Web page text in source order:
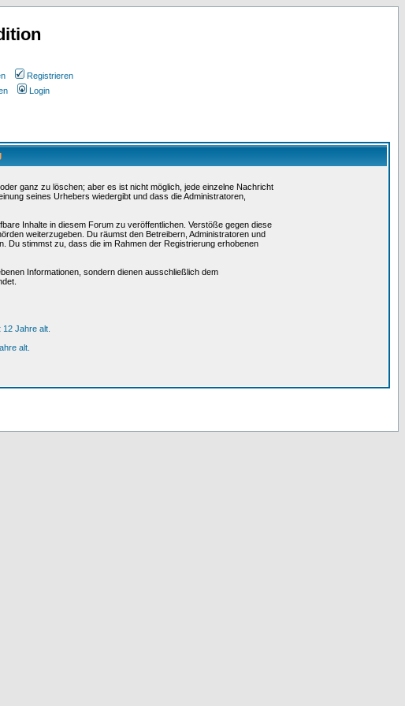
Registrieren
Login
ganz zu löschen; aber es ist nicht möglich, jede einzelne Nachricht
seines Urhebers wiedergibt und dass die Administratoren,
Inhalte in diesem Forum zu veröffentlichen. Verstöße gegen diese
weiterzugeben. Du räumst den Betreibern, Administratoren und
Du stimmst zu, dass die im Rahmen der Registrierung erhobenen
Informationen, sondern dienen ausschließlich dem
12 Jahre alt.
alt.